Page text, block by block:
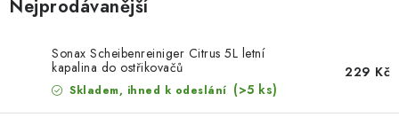
INTERIÉR
PŘÍSLUŠENSTVÍ
DÁRKOVÉ SADY A POUKAZY
Nejprodávanější
Sonax Scheibenreiniger Citrus 5L letní
kapalina do ostřikovačů
Skladem, ihned k odeslání (>5 ks)
229 Kč